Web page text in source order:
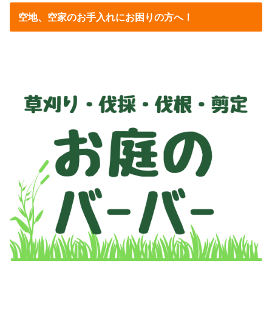
空地、空家のお手入れにお困りの方へ！